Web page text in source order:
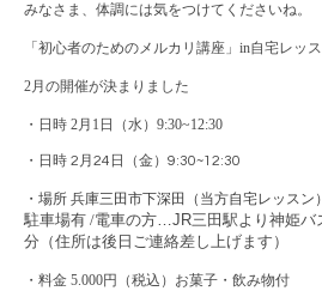
みなさま、体調には気をつけてくださいね。
「初心者のためのメルカリ講座」in自宅レッ
2月の開催が決まりました
・日時 2月 1 日（水） 9:30~12:30
・日時 2月24日（金）9:30~12:30
・場所 兵庫三田市下深田（当方自宅レッスン）
駐車場有 /電車の方…JR三田駅より神姫バ
分（住所は後日ご連絡差し上げます）
・料金 5.000円（税込）お菓子・飲み物付